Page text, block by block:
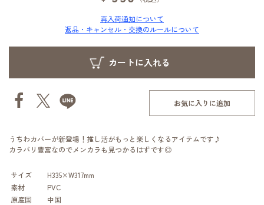
再入荷通知について
返品・キャンセル・交換のルールについて
お気に入りに追加
うちわカバーが新登場！推し活がもっと楽しくなるアイテムです♪
カラバリ豊富なのでメンカラも見つかるはずです◎
サイズ
H335×W317mm
素材
PVC
原産国
中国